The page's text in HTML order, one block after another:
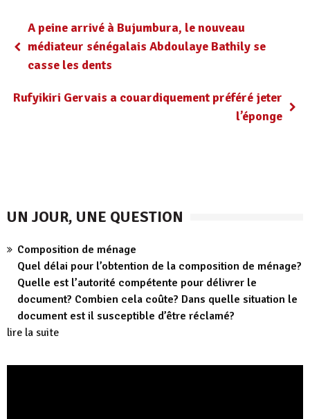
A peine arrivé à Bujumbura, le nouveau
médiateur sénégalais Abdoulaye Bathily se
casse les dents
Rufyikiri Gervais a couardiquement préféré jeter
l’éponge
UN JOUR, UNE QUESTION
Composition de ménage
Quel délai pour l’obtention de la composition de ménage?
Quelle est l’autorité compétente pour délivrer le
document? Combien cela coûte? Dans quelle situation le
document est il susceptible d’être réclamé?
lire la suite